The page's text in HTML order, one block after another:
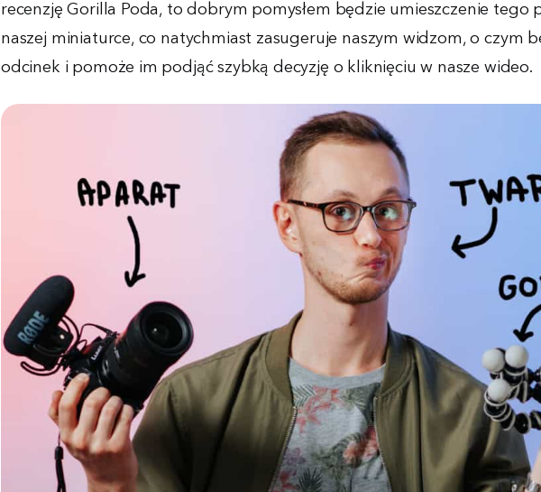
recenzję Gorilla Poda, to dobrym pomysłem będzie umieszczenie tego
naszej miniaturce, co natychmiast zasugeruje naszym widzom, o czym
odcinek i pomoże im podjąć szybką decyzję o kliknięciu w nasze wideo.